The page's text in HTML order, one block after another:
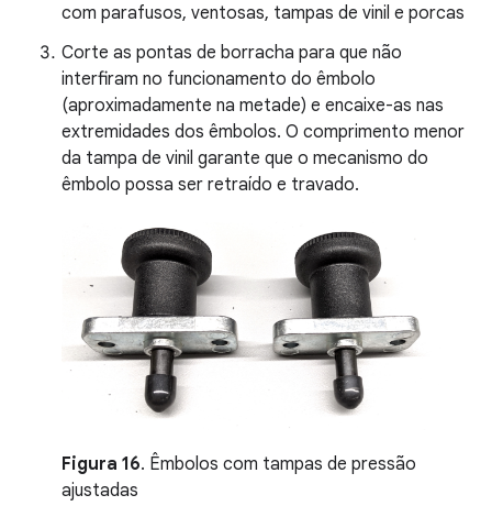
com parafusos, ventosas, tampas de vinil e porcas
Corte as pontas de borracha para que não
interfiram no funcionamento do êmbolo
(aproximadamente na metade) e encaixe-as nas
extremidades dos êmbolos. O comprimento menor
da tampa de vinil garante que o mecanismo do
êmbolo possa ser retraído e travado.
Figura 16. Êmbolos com tampas de pressão
ajustadas